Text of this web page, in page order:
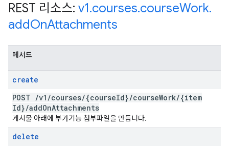
REST 리소스: v1.courses.courseWork.
addOnAttachments
메서드
create
POST /v1 /courses/{courseId}/courseWork/{item
Id}/addOnAttachments
게시물 아래에 부가기능 첨부파일을 만듭니다.
delete